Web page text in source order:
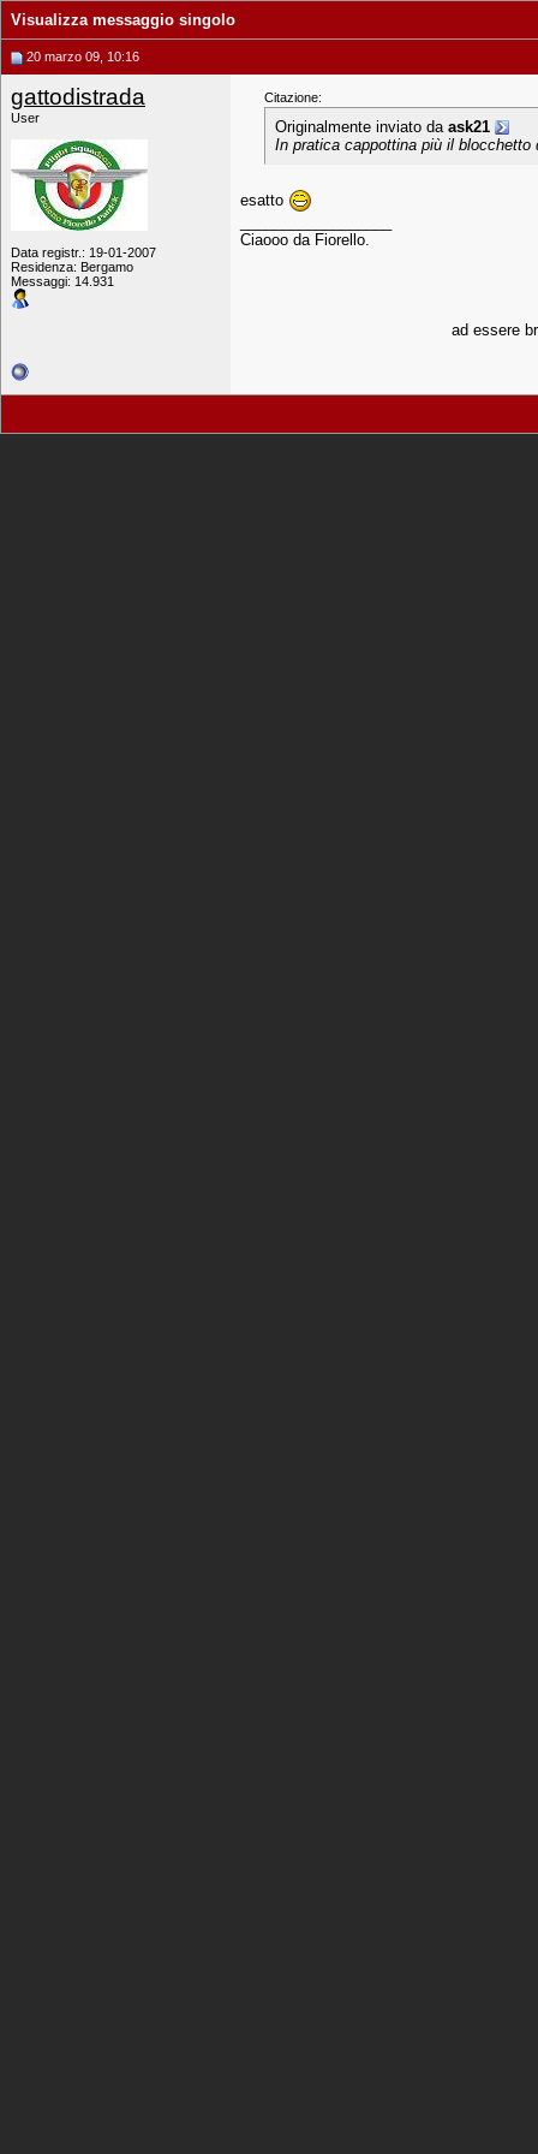
Visualizza messaggio singolo
20 marzo 09, 10:16
gattodistrada
User
Data registr.: 19-01-2007
Residenza: Bergamo
Messaggi: 14.931
Citazione:
Originalmente inviato da ask21
In pratica cappottina più il
esatto
Ciaooo da Fiorello.
ad essere